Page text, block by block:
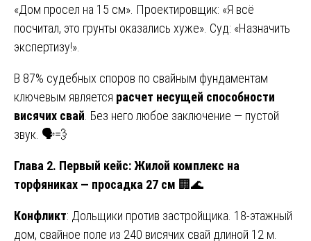
«Дом просел на 15 см». Проектировщик: «Я всё
посчитал, это грунты оказались хуже». Суд: «Назначить
экспертизу!».
В 87% судебных споров по свайным фундаментам
ключевым является расчет несущей способности
висячих свай . Без него любое заключение — пустой
звук. 🗣️💨
Глава 2. Первый кейс: Жилой комплекс на
торфяниках — просадка 27 см 🏢🌊
Конфликт: Дольщики против застройщика. 18-этажный
дом, свайное поле из 240 висячих свай длиной 12 м.